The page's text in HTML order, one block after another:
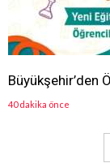
Büyükşehir’den
40 dakika önce